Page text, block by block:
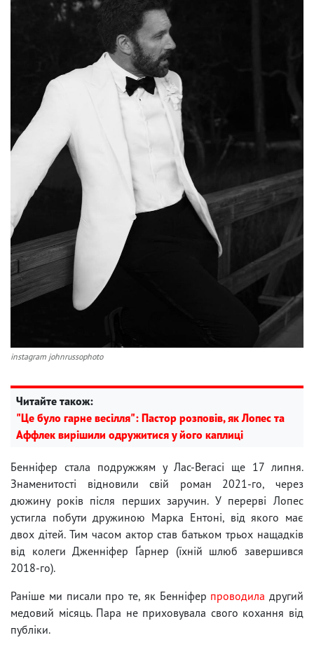
instagram johnrussophoto
Читайте також:
"Це було гарне весілля": Пастор розповів, як Лопес та
Аффлек вирішили одружитися у його каплиці
Бенніфер стала подружжям у Лас-Вегасі ще 17 липня.
Знаменитості відновили свій роман 2021-го, через
дюжину років після перших заручин. У перерві Лопес
устигла побути дружиною Марка Ентоні, від якого має
двох дітей. Тим часом актор став батьком трьох нащадків
від колеги Дженніфер Ґарнер (їхній шлюб завершився
2018-го).
Раніше ми писали про те, як Бенніфер проводила другий
медовий місяць. Пара не приховувала свого кохання від
публіки.